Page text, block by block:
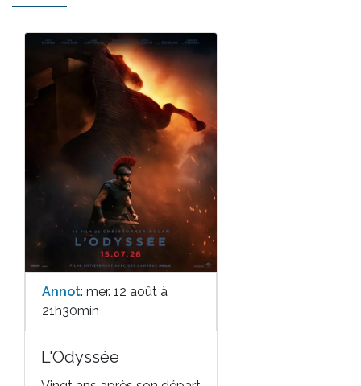
Annot: mer. 12 août à
21h30min
L'Odyssée